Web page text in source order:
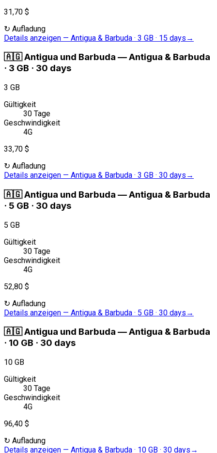
31,70 $
↻ Aufladung
Details anzeigen — Antigua & Barbuda · 3 GB · 15 days →
🇦🇬Antigua und Barbuda —Antigua & Barbuda
· 3 GB · 30 days
3 GB
Gültigkeit
30 Tage
Geschwindigkeit
4G
33,70 $
↻ Aufladung
Details anzeigen — Antigua & Barbuda · 3 GB · 30 days →
🇦🇬Antigua und Barbuda —Antigua & Barbuda
· 5 GB · 30 days
5 GB
Gültigkeit
30 Tage
Geschwindigkeit
4G
52,80 $
↻ Aufladung
Details anzeigen — Antigua & Barbuda · 5 GB · 30 days →
🇦🇬Antigua und Barbuda —Antigua & Barbuda
· 10 GB · 30 days
10 GB
Gültigkeit
30 Tage
Geschwindigkeit
4G
96,40 $
↻ Aufladung
Details anzeigen — Antigua & Barbuda · 10 GB · 30 days →